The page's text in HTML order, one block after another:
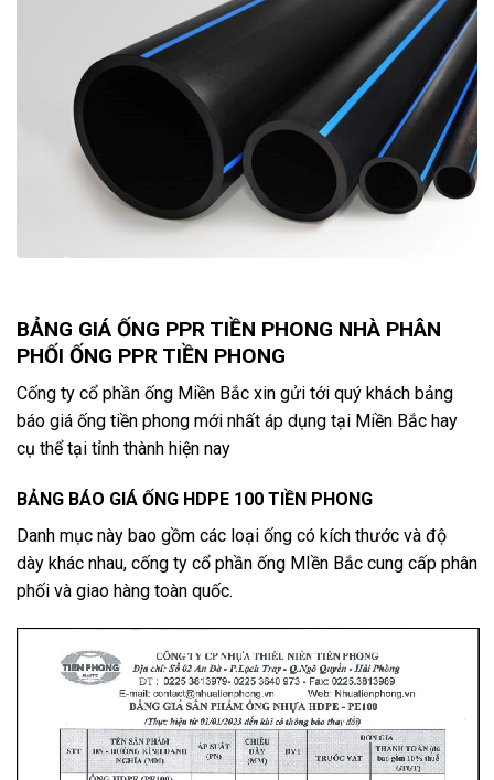
BẢNG GIÁ ỐNG PPR TIỀN PHONG NHÀ PHÂN
PHỐI ỐNG PPR TIỀN PHONG
Cống ty cổ phần ống Miền Bắc xin gửi tới quý khách bảng
báo giá ống tiền phong mới nhất áp dụng tại Miền Bắc hay
cụ thể tại tỉnh thành hiện nay
BẢNG BÁO GIÁ ỐNG HDPE 100 TIỀN PHONG
Danh mục này bao gồm các loại ống có kích thước và độ
dày khác nhau, cống ty cổ phần ống MIền Bắc cung cấp phân
phối và giao hàng toàn quốc.